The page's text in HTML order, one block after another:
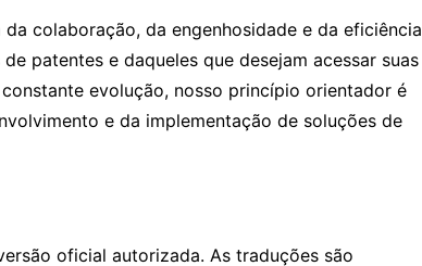
colaboração, da engenhosidade e da eficiência
patentes e daqueles que desejam acessar suas
evolução, nosso princípio orientador é
e da implementação de soluções de
oficial autorizada. As traduções são